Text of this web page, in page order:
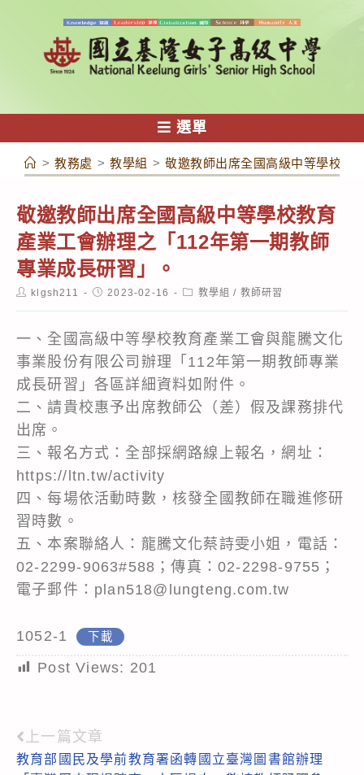
容
選單
> 教務處 > 教學組 > 敬邀教師出席全國高級中等學校教
敬邀教師出席全國高級中等學校教育
產業工會辦理之「112年第一期教師
專業成長研習」。
Postklgsh211
Post2023-02-16
Post教學組 / 教師研習
一、全國高級中等學校教育產業工會與龍騰文化
事業股份有限公司辦理「112年第一期教師專業
成長研習」各區詳細資料如附件。
二、請貴校惠予出席教師公（差）假及課務排代
出席。
三、報名方式：全部採網路線上報名，網址：
https://ltn.tw/activity
四、每場依活動時數，核發全國教師在職進修研
習時數。
五、本案聯絡人：龍騰文化蔡詩雯小姐，電話：
02-2299-9063#588；傳真：02-2298-9755；
電子郵件：plan518@lungteng.com.tw
1052-1 下載
Post Views: 201
Read
more
上一篇文章
教育部國民及學前教育署函轉國立臺灣圖書館辦理